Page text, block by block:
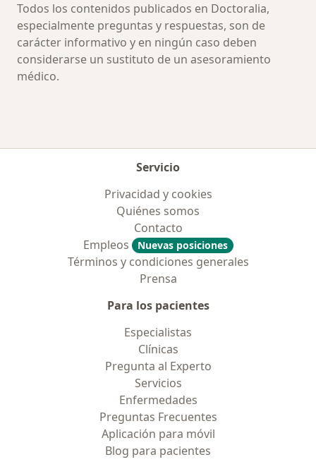
Todos los contenidos publicados en Doctoralia,
especialmente preguntas y respuestas, son de
carácter informativo y en ningún caso deben
considerarse un sustituto de un asesoramiento
médico.
Servicio
Privacidad y cookies
Quiénes somos
Contacto
Empleos
Nuevas posiciones
Términos y condiciones generales
Prensa
Para los pacientes
Especialistas
Clínicas
Pregunta al Experto
Servicios
Enfermedades
Preguntas Frecuentes
Aplicación para móvil
Blog para pacientes